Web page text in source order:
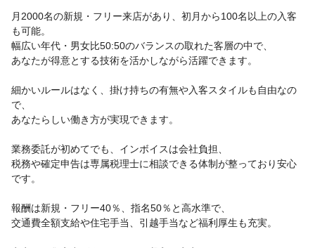
月2000名の新規・フリー来店があり、初月から100名以上の入客
も可能。
幅広い年代・男女比50:50のバランスの取れた客層の中で、
あなたが得意とする技術を活かしながら活躍できます。
細かいルールはなく、掛け持ちの有無や入客スタイルも自由なの
で、
あなたらしい働き方が実現できます。
業務委託が初めてでも、インボイスは会社負担、
税務や確定申告は専属税理士に相談できる体制が整っており安心
です。
報酬は新規・フリー40％、指名50％と高水準で、
交通費全額支給や住宅手当、引越手当など福利厚生も充実。